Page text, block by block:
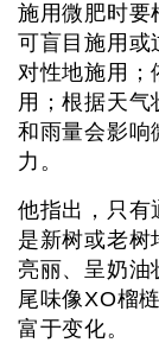
施用微肥时要
可盲目施用或
对性地施用；
用；根据天气
和雨量会影响
力。
他指出，只有
是新树或老树
亮丽、呈奶油
尾味像XO榴
富于变化。